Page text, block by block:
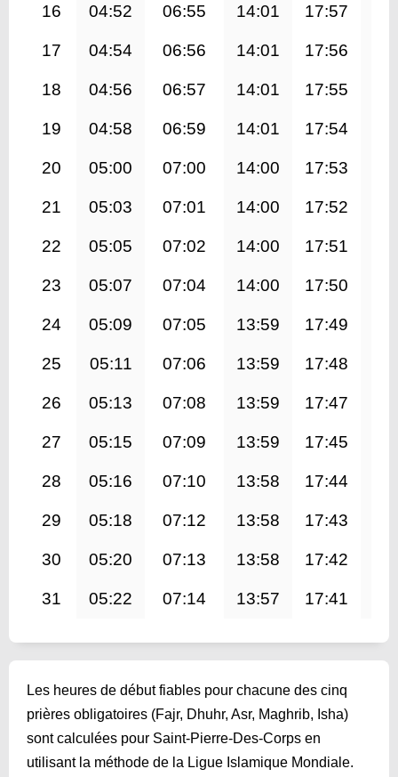
16 04:52 06:55 14:01 17:57
17 04:54 06:56 14:01 17:56
18 04:56 06:57 14:01 17:55
19 04:58 06:59 14:01 17:54
20 05:00 07:00 14:00 17:53
21 05:03 07:01 14:00 17:52
22 05:05 07:02 14:00 17:51
23 05:07 07:04 14:00 17:50
24 05:09 07:05 13:59 17:49
25 05:11 07:06 13:59 17:48
26 05:13 07:08 13:59 17:47
27 05:15 07:09 13:59 17:45
28 05:16 07:10 13:58 17:44
29 05:18 07:12 13:58 17:43
30 05:20 07:13 13:58 17:42
31 05:22 07:14 13:57 17:41
Les heures de début fiables pour chacune des cinq
prières obligatoires (Fajr, Dhuhr, Asr, Maghrib, Isha)
sont calculées pour Saint-Pierre-Des-Corps en
utilisant la méthode de la Ligue Islamique Mondiale.